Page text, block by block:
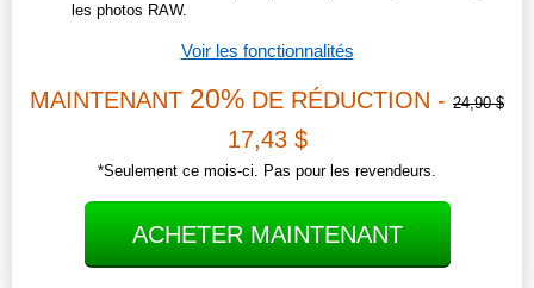
les photos RAW.
Voir les fonctionnalités
MAINTENANT 20% DE RÉDUCTION - 24,90 $
17,43 $
*Seulement ce mois-ci. Pas pour les revendeurs.
ACHETER MAINTENANT